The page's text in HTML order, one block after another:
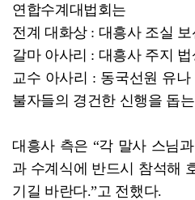
연합수계대법회는
전계 대화상 : 대흥사 조실 보
갈마 아사리 : 대흥사 주지 법
교수 아사리 : 동국선원 유
불자들의 경건한 신행을 돕
대흥사 측은 “각 말사 스님
과 수계식에 반드시 참석해
기길 바란다.”고 전했다.